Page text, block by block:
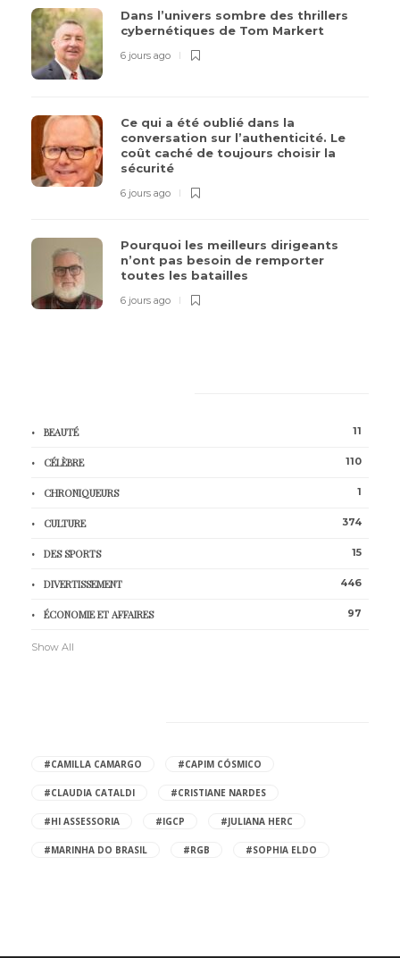
Dans l’univers sombre des thrillers
cybernétiques de Tom Markert
6 jours ago
Ce qui a été oublié dans la
conversation sur l’authenticité. Le
coût caché de toujours choisir la
sécurité
6 jours ago
Pourquoi les meilleurs dirigeants
n’ont pas besoin de remporter
toutes les batailles
6 jours ago
BEAUTÉ 11
CÉLÈBRE 110
CHRONIQUEURS 1
CULTURE 374
DES SPORTS 15
DIVERTISSEMENT 446
ÉCONOMIE ET AFFAIRES 97
Show All
#CAMILLA CAMARGO #CAPIM CÓSMICO
#CLAUDIA CATALDI #CRISTIANE NARDES
#HI ASSESSORIA #IGCP #JULIANA HERC
#MARINHA DO BRASIL #RGB #SOPHIA ELDO